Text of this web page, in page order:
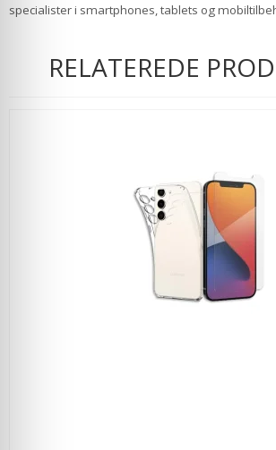
specialister i smartphones, tablets og
RELATEREDE